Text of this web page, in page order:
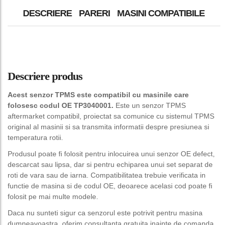
DESCRIERE PARERI MASINI COMPATIBILE
Descriere produs
Acest senzor TPMS este compatibil cu masinile care
folosesc codul OE TP3040001. Este un senzor TPMS
aftermarket compatibil, proiectat sa comunice cu sistemul TPMS
original al masinii si sa transmita informatii despre presiunea si
temperatura rotii.
Produsul poate fi folosit pentru inlocuirea unui senzor OE defect,
descarcat sau lipsa, dar si pentru echiparea unui set separat de
roti de vara sau de iarna. Compatibilitatea trebuie verificata in
functie de masina si de codul OE, deoarece acelasi cod poate fi
folosit pe mai multe modele.
Daca nu sunteti sigur ca senzorul este potrivit pentru masina